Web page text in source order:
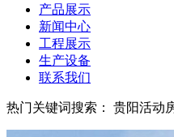
产品展示
新闻中心
工程展示
生产设备
联系我们
热门关键词搜索： 贵阳活动